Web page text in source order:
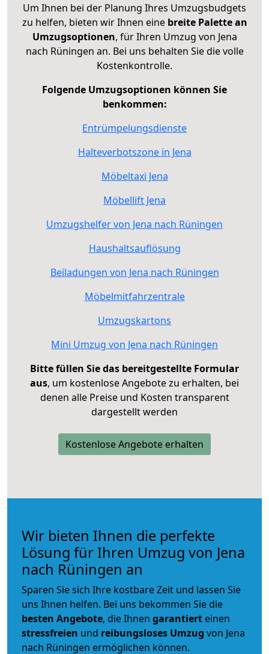
Um Ihnen bei der Planung Ihres Umzugsbudgets
zu helfen, bieten wir Ihnen eine breite Palette an
Umzugsoptionen, für Ihren Umzug von Jena
nach Rüningen an. Bei uns behalten Sie die volle
Kostenkontrolle.
Folgende Umzugsoptionen können Sie
benkommen:
Entrümpelungsdienste
Halteverbotszone in Jena
Möbeltaxi Jena
Möbellift Jena
Umzugshelfer von Jena nach Rüningen
Haushaltsauflösung
Beiladungen von Jena nach Rüningen
Möbelmitfahrzentrale
Umzugskartons
Mini Umzug von Jena nach Rüningen
Bitte füllen Sie das bereitgestellte Formular
aus, um kostenlose Angebote zu erhalten, bei
denen alle Preise und Kosten transparent
dargestellt werden
Kostenlose Angebote erhalten
Wir bieten Ihnen die perfekte
Lösung für Ihren Umzug von Jena
nach Rüningen an
Sparen Sie sich Ihre kostbare Zeit und lassen Sie
uns Ihnen helfen. Bei uns bekommen Sie die
besten Angebote, die Ihnen garantiert einen
stressfreien und reibungsloses Umzug von Jena
nach Rüningen ermöglichen können.